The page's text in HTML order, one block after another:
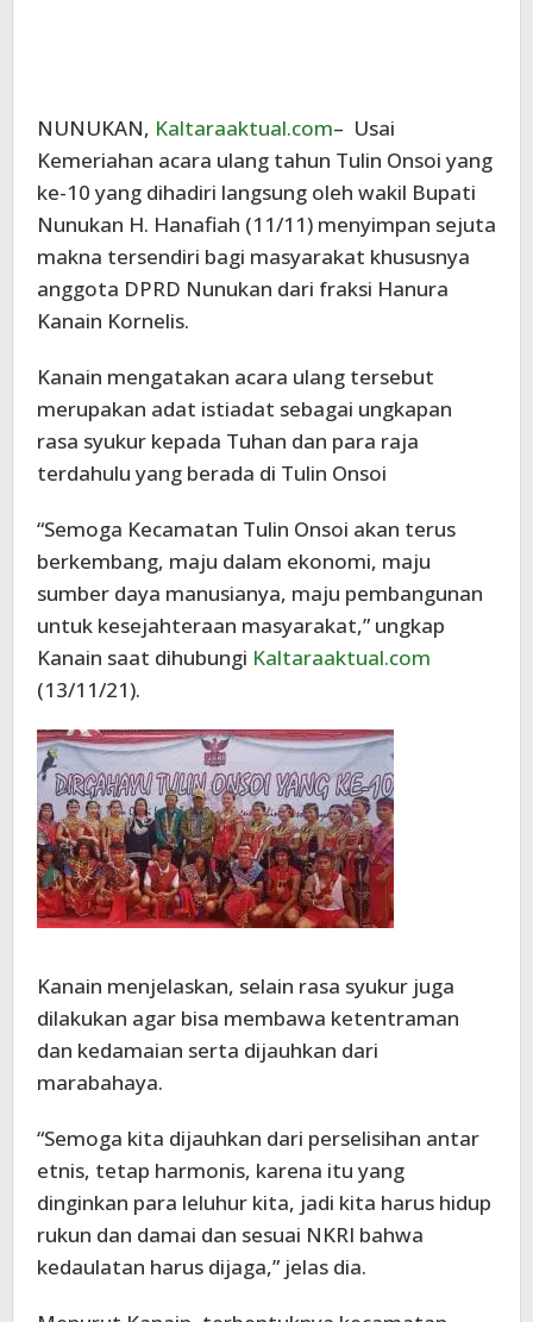
NUNUKAN, Kaltaraaktual.com– Usai
Kemeriahan acara ulang tahun Tulin Onsoi yang
ke-10 yang dihadiri langsung oleh wakil Bupati
Nunukan H. Hanafiah (11/11) menyimpan sejuta
makna tersendiri bagi masyarakat khususnya
anggota DPRD Nunukan dari fraksi Hanura
Kanain Kornelis.
Kanain mengatakan acara ulang tersebut
merupakan adat istiadat sebagai ungkapan
rasa syukur kepada Tuhan dan para raja
terdahulu yang berada di Tulin Onsoi
“Semoga Kecamatan Tulin Onsoi akan terus
berkembang, maju dalam ekonomi, maju
sumber daya manusianya, maju pembangunan
untuk kesejahteraan masyarakat,” ungkap
Kanain saat dihubungi Kaltaraaktual.com
(13/11/21).
Kanain menjelaskan, selain rasa syukur juga
dilakukan agar bisa membawa ketentraman
dan kedamaian serta dijauhkan dari
marabahaya.
“Semoga kita dijauhkan dari perselisihan antar
etnis, tetap harmonis, karena itu yang
dinginkan para leluhur kita, jadi kita harus hidup
rukun dan damai dan sesuai NKRI bahwa
kedaulatan harus dijaga,” jelas dia.